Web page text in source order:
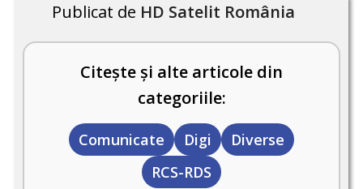
Publicat de HD Satelit România
Citește și alte articole din
categoriile:
Comunicate Digi
Diverse
RCS-RDS